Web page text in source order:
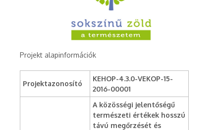
Projekt alapinformációk
Projektazonosító
KEHOP-4.3.0-VEKOP-15-
2016-00001
A közösségi jelentőségű
természeti értékek hosszú
távú megőrzését és